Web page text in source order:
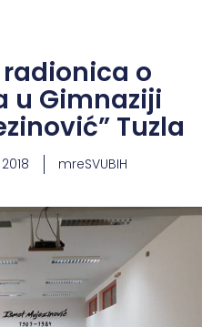
o
u Gimnaziji
Tuzla
mreSVUBIH